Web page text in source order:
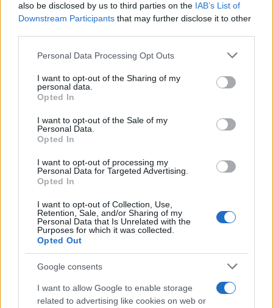
also be disclosed by us to third parties on the IAB’s List of
Downstream Participants that may further disclose it to other
Please note that this website/app uses one or more Google
not limited to your visit or usage behaviour. You may click to
grant or deny consent to Google and its third-party tags to
use your data for below specified purposes in below Google
consent section.
Personal Data Processing Opt Outs
I want to opt-out of the Sharing of my
personal data.
Opted In
I want to opt-out of the Sale of my
Personal Data.
Opted In
I want to opt-out of processing my
Personal Data for Targeted Advertising.
Opted In
I want to opt-out of Collection, Use,
Retention, Sale, and/or Sharing of my
Personal Data that Is Unrelated with the
Purposes for which it was collected.
Opted Out
Google consents
I want to allow Google to enable storage
related to advertising like cookies on web or
La Maddalena, festa per i 30 anni del Diving
center di Tegge
Esce di strada con l’auto ad Arzachena: ferito il
conducente
del fuoco
Meteo Olbia 6 agosto, migliora il tempo in
Gallura